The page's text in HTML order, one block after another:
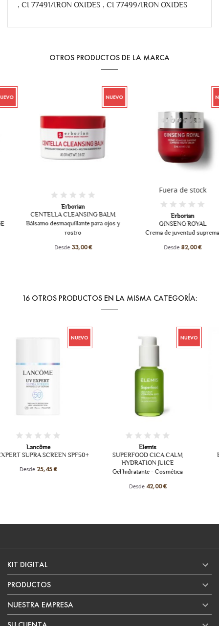
, CI 77491/IRON OXIDES , CI 77499/IRON OXIDES
OTROS PRODUCTOS DE LA MARCA
Erborian
CENTELLA CLEANSING BALM
Bálsamo desmaquillante para ojos y
33,00 €
Fuera de stock
Erborian
GINSENG ROYAL
Crema de juventud suprema
82,00 €
16 OTROS PRODUCTOS EN LA MISMA CATEGORÍA:
NUEVO
Elemis
SUPERFOOD CICA CALM
Gel hidratante - Cosmética
NUEVO
Lancôme
BI FACIL DESMAQUILLANTE
ROSTRO
KIT DIGITAL 
PRODUCTOS 
NUESTRA EMPRESA 